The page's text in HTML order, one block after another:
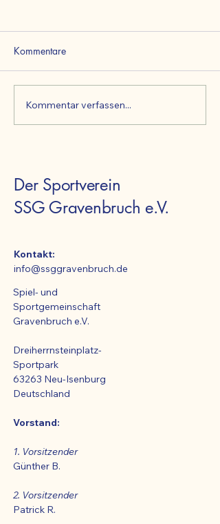
Mutter & Kind
Turntrainer-/in für unsere
Kommentare
Kommentar verfassen...
Der Sportverein
SSG Gravenbruch e.V.
Kontakt:
info@ssggravenbruch.de
Spiel- und
Sportgemeinschaft
Gravenbruch e.V.
Dreiherrnsteinplatz-
Sportpark
63263 Neu-Isenburg
Deutschland
Vorstand:
1. Vorsitzender
Günther B.
2. Vorsitzender
Patrick R.